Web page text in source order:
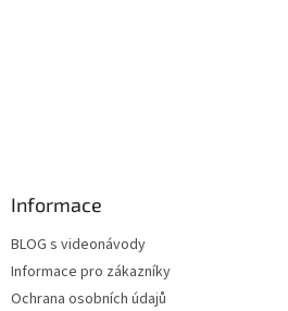
Informace
BLOG s videonávody
Informace pro zákazníky
Ochrana osobních údajů